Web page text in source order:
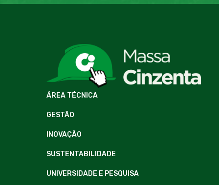
ÁREA TÉCNICA
GESTÃO
INOVAÇÃO
SUSTENTABILIDADE
UNIVERSIDADE E PESQUISA